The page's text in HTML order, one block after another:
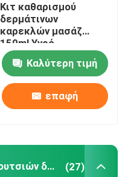
Κιτ καθαρισμού
δερμάτινων
καρεκλών μασάζ
150ml Υγρό
Καθαριστικό και
Μαλακτικό Δέρμα
Καλύτερη τιμή
επαφή
Εξάρτηση προσοχής παπουτσιών δέρματος (27)